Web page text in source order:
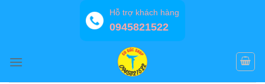
Hỗ trợ khách hàng
0945821522